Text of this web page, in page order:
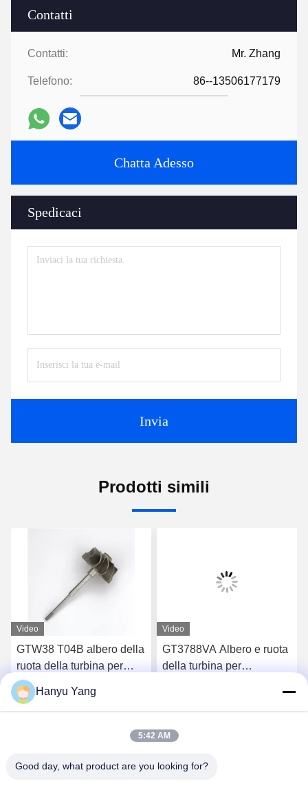
Contatti
Contatti: Mr. Zhang
Telefono: 86--13506177179
Chatta Adesso
Spedicaci
Invia
Prodotti simili
Video
GTW38 T04B albero della
ruota della turbina per
turbocompressori 407276-
6 407276-19 446905-2
446905-5Chatta Adesso
Video
GT3788VA Albero e ruota
della turbina per
5002S
Chatta Adesso
Hanyu Yang
5:42 AM
Good day, what product are you looking for?